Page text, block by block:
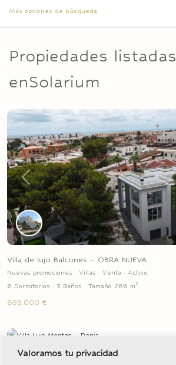
Valoramos tu privacidad
Más opciones de búsqueda
Propiedades listadas
enSolarium
Previous
Villa de lujo Balcones – OBRA NUEVA
Nuevas promociones · Villas · Venta · Active
6 Dormitorios · 3 Baños · Tamaño 286 m2
899.000 €